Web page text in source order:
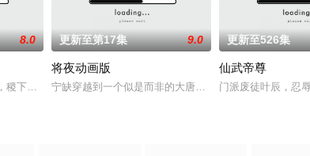
8.0
下学院作为王者大陆的最高学府，吸引着众多的求学者。在这里
更新至第17集 9.0
将夜动画版
宁缺穿越到一个似是而非的大唐世界，却发现此处为处
更新至526集
仙武帝尊
门派废徒叶辰，忍